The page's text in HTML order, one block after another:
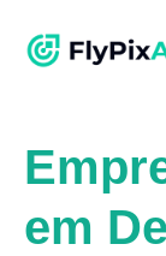
em